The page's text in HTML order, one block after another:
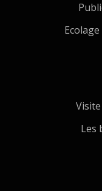
Les